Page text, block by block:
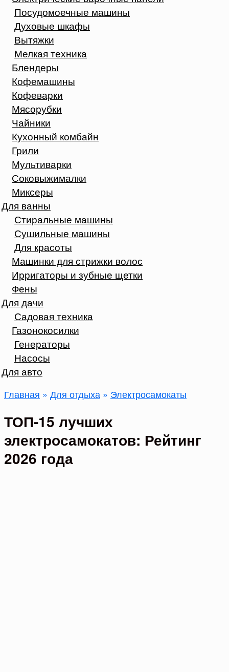
Посудомоечные машины
Духовые шкафы
Вытяжки
Мелкая техника
Блендеры
Кофемашины
Кофеварки
Мясорубки
Чайники
Кухонный комбайн
Грили
Мультиварки
Соковыжималки
Миксеры
Для ванны
Стиральные машины
Сушильные машины
Для красоты
Машинки для стрижки волос
Ирригаторы и зубные щетки
Фены
Для дачи
Садовая техника
Газонокосилки
Генераторы
Насосы
Для авто
Главная » Для отдыха » Электросамокаты
ТОП-15 лучших
электросамокатов: Рейтинг
2026 года